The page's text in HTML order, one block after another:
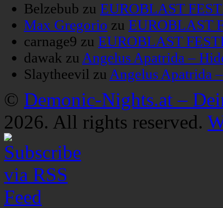
Belzebub zu EUROBLAST
Max Gregorio zu EUROBLAST
carnage9 zu EUROBLAST
dawak zu Angelus Apatrida –
Slaytheevil zu Angelus Apatrida
© Demonic-Nights.at –
2026. All rights reserved.